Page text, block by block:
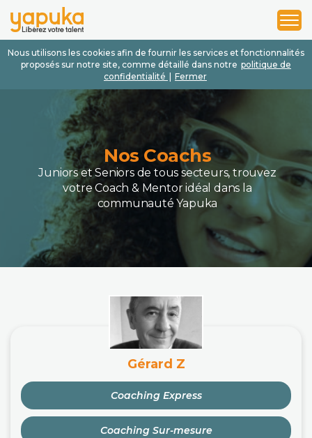
Nous utilisons les cookies afin de fournir les services et fonctionnalités
proposés sur notre site, comme détaillé dans notre politique de
confidentialité
Fermer
1
2
3
Nos Coachs
Juniors et Seniors de tous secteurs, trouvez
votre Coach & Mentor idéal dans la
communauté Yapuka
Gérard Z
Coaching Express
Coaching Sur-mesure